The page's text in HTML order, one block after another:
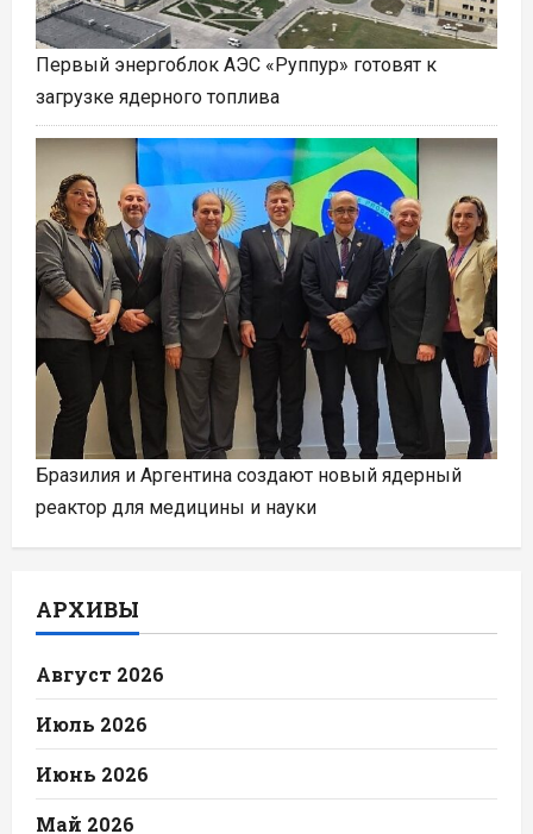
Первый энергоблок АЭС «Руппур» готовят к
загрузке ядерного топлива
Бразилия и Аргентина создают новый ядерный
реактор для медицины и науки
АРХИВЫ
Август 2026
Июль 2026
Июнь 2026
Май 2026